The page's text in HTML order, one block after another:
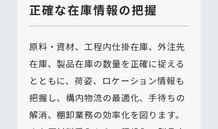
正確な在庫情報の把握
原料・資材、工程内仕掛在庫、外注先
在庫、製品在庫の数量を正確に捉える
とともに、荷姿、ロケーション情報も
把握し、構内物流の最適化、手待ちの
解消、棚卸業務の効率化を図ります。